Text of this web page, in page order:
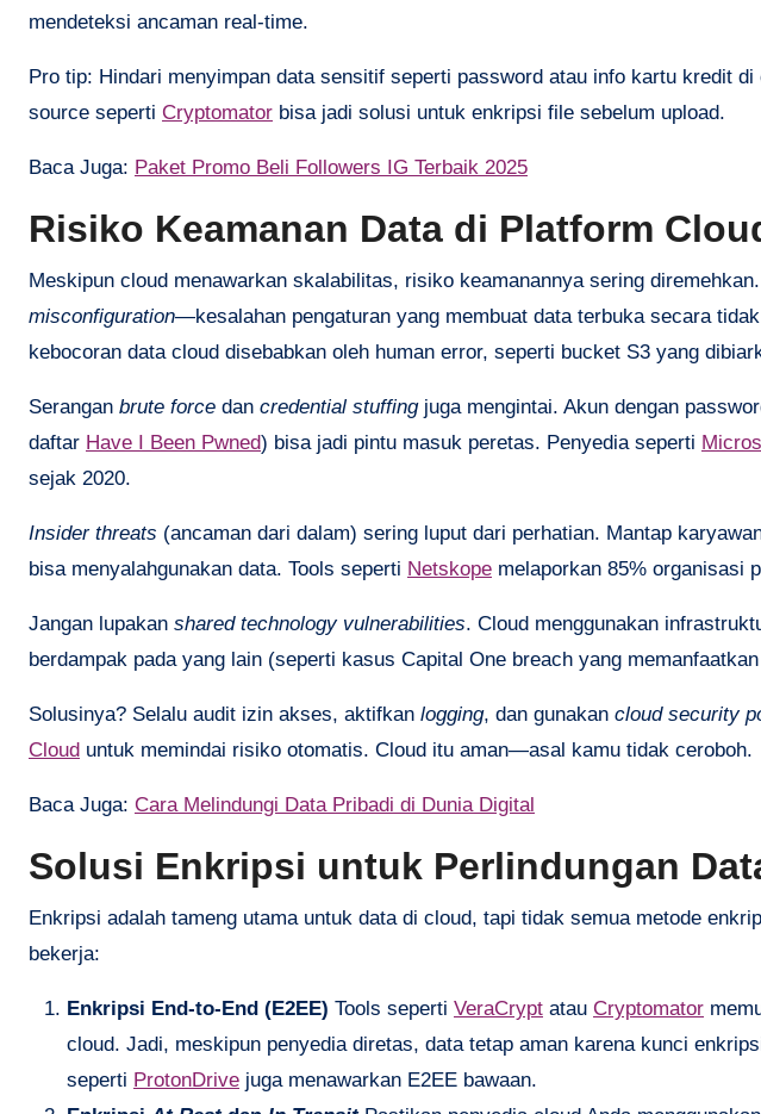
mendeteksi ancaman real-time.
Pro tip: Hindari menyimpan data sensitif seperti password atau info kartu kredit
source seperti Cryptomator bisa jadi solusi untuk enkripsi file sebelum upload.
Baca Juga: Paket Promo Beli Followers IG Terbaik 2025
Risiko Keamanan Data di Platform
Meskipun cloud menawarkan skalabilitas, risiko keamanannya sering
misconfiguration—kesalahan pengaturan yang membuat data terbuka secara
kebocoran data cloud disebabkan oleh human error, seperti bucket S3 yang
Serangan brute force dan credential stuffingjuga mengintai. Akun dengan
daftar Have I Been Pwned) bisa jadi pintu masuk peretas. Penyedia seperti
sejak 2020.
Insider threats (ancaman dari dalam) sering luput dari perhatian. Mantap
bisa menyalahgunakan data. Tools seperti Netskope melaporkan 85% organisasi
Jangan lupakan shared technology vulnerabilities. Cloud menggunakan
berdampak pada yang lain (seperti kasus Capital One breach yang
Solusinya? Selalu audit izin akses, aktifkan logging, dan gunakan cloud security
Cloud untuk memindai risiko otomatis. Cloud itu aman—asal kamu tidak ceroboh.
Baca Juga: Cara Melindungi Data Pribadi di Dunia Digital
Solusi Enkripsi untuk Perlindungan
Enkripsi adalah tameng utama untuk data di cloud, tapi tidak semua metode
bekerja:
Enkripsi End-to-End (E2EE) Tools seperti VeraCrypt atau Cryptomator
cloud. Jadi, meskipun penyedia diretas, data tetap aman karena kunci
seperti ProtonDrive juga menawarkan E2EE bawaan.